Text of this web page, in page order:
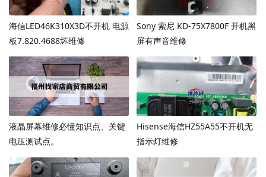
海信LED46K310X3D不开机 电源
板7.820.4688坏维修
Sony 索尼 KD-75X7800F 开机黑
屏有声音维修
液晶屏幕维修必懂知识点、关键
电压测试点。
Hisense海信HZ55A55不开机无
指示灯维修